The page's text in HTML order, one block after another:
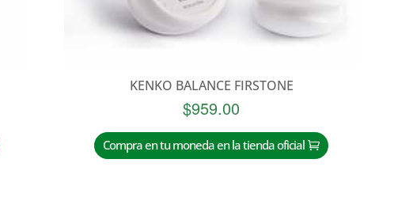
KENKO BALANCE FIRSTONE
$959.00
Compra en tu moneda en la tienda oficial